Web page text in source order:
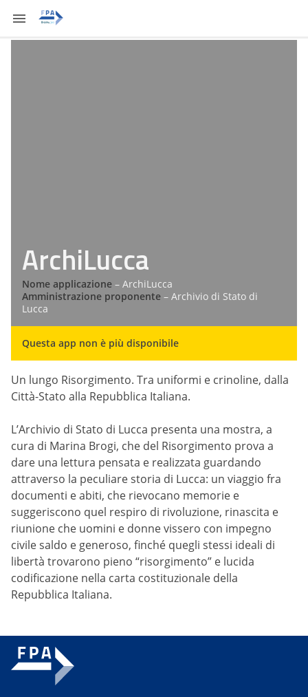
ArchiLucca
Nome applicazione – ArchiLucca
Amministrazione proponente – Archivio di Stato di
Lucca
Questa app non è più disponibile
Un lungo Risorgimento. Tra uniformi e crinoline, dalla
Città-Stato alla Repubblica Italiana.
L’Archivio di Stato di Lucca presenta una mostra, a
cura di Marina Brogi, che del Risorgimento prova a
dare una lettura pensata e realizzata guardando
attraverso la peculiare storia di Lucca: un viaggio fra
documenti e abiti, che rievocano memorie e
suggeriscono quel respiro di rivoluzione, rinascita e
riunione che uomini e donne vissero con impegno
civile saldo e generoso, finché quegli stessi ideali di
libertà trovarono pieno “risorgimento” e lucida
codificazione nella carta costituzionale della
Repubblica Italiana.